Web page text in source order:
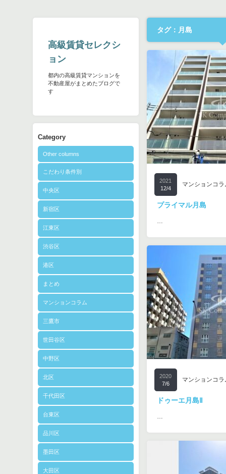
高級賃貸セレクシ
ョン
都内の高級賃貸マンションを
不動産屋がまとめたブログで
す
Category
Other columns
こだわり条件別
中央区
新宿区
江東区
渋谷区
港区
まとめ
マンションコラム
三鷹市
世田谷区
中野区
北区
千代田区
台東区
品川区
墨田区
大田区
タグ：月島
2021
12/4
マンションコラ
プライマル月島
…
2020
7/6
マンションコラ
ドゥーエ月島Ⅱ
…